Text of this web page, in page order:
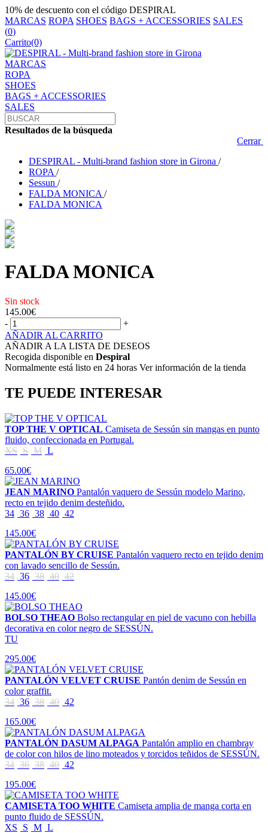
10% de descuento con el código DESPIRAL
MARCAS ROPA SHOES BAGS + ACCESSORIES SALES
(0)
Carrito(0)
MARCAS
ROPA
SHOES
BAGS + ACCESSORIES
SALES
Resultados de la búsqueda
Cerrar
DESPIRAL - Multi-brand fashion store in Girona /
ROPA /
Sessun /
FALDA MONICA /
FALDA MONICA
FALDA MONICA
Sin stock
145.00€
-
+
AÑADIR AL CARRITO
AÑADIR A LA LISTA DE DESEOS
Recogida disponible en Despiral
Normalmente está listo en 24 horas Ver información de la tienda
TE PUEDE INTERESAR
TOP THE V OPTICAL Camiseta de Sessún sin mangas en punto
fluido, confeccionada en Portugal.
XS S M L
65.00€
JEAN MARINO Pantalón vaquero de Sessún modelo Marino,
recto en tejido denim desteñido.
34 36 38 40 42
145.00€
PANTALÓN BY CRUISE Pantalón vaquero recto en tejido denim
con lavado sencillo de Sessún.
34 36 38 40 42
145.00€
BOLSO THEAO Bolso rectangular en piel de vacuno con hebilla
decorativa en color negro de SESSÚN.
TU
295.00€
PANTALÓN VELVET CRUISE Pantón denim de Sessún en
color graffit.
34 36 38 40 42
165.00€
PANTALÓN DASUM ALPAGA Pantalón amplio en chambray
de color con hilos de lino moteados y torcidos teñidos de SESSÚN.
34 36 38 40 42
195.00€
CAMISETA TOO WHITE Camiseta amplia de manga corta en
punto fluido de SESSÚN.
XS
S M L